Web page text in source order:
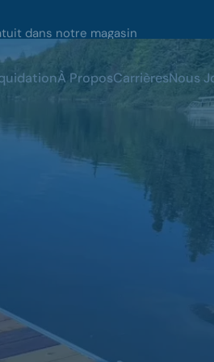
À ProposCarrièresNous